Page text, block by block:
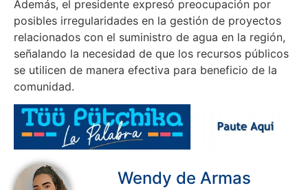
Además, el presidente expresó preocupación por
posibles irregularidades en la gestión de proyectos
relacionados con el suministro de agua en la región,
señalando la necesidad de que los recursos públicos
se utilicen de manera efectiva para beneficio de la
comunidad.
Wendy de Armas